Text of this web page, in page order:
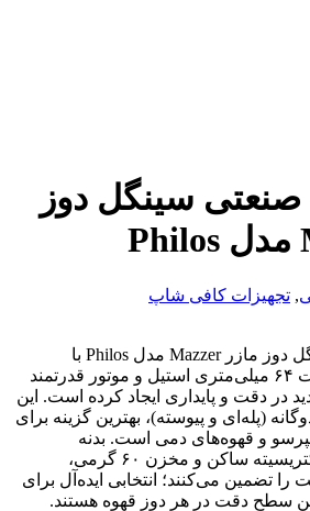
صنعتی سینگل دوز
, تجهیزات کافی شاپ
آسیاب قهوه صنعتی سینگل دوز مازر Mazzer مدل Philos با
بهره‌گیری از تیغه‌های تخت ۶۴ میلی‌متری استیل و موتور قدرتمند
جدید در دقت و پایداری ایجاد کرده است. این
(پله‌ای و پیوسته)، بهترین گزینه برای
و قهوه‌های دمی است. بدنه
مستحکم، سیستم ضدالکتریسیته ساکن و مخزن ۶۰ گرمی،
را تضمین می‌کنند؛ انتخابی ایده‌آل برای
سطح دقت در هر دوز قهوه هستند.